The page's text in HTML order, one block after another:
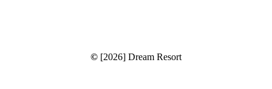
© [2026] Dream Resort